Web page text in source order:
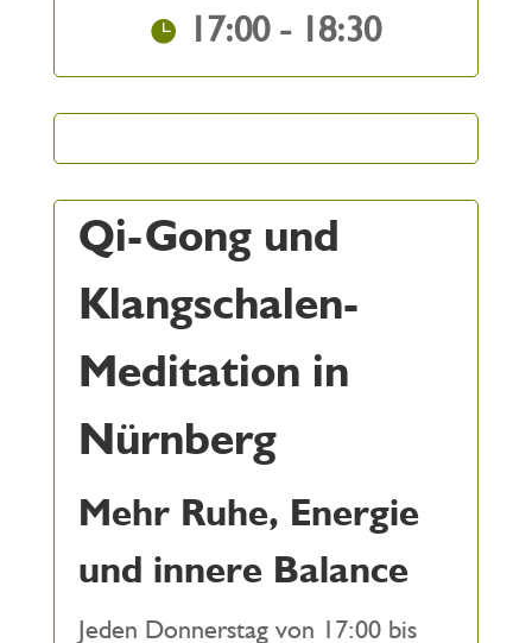
17:00 - 18:30
Qi-Gong und
Klangschalen-
Meditation in
Nürnberg
Mehr Ruhe, Energie
und innere Balance
Jeden Donnerstag von 17:00 bis